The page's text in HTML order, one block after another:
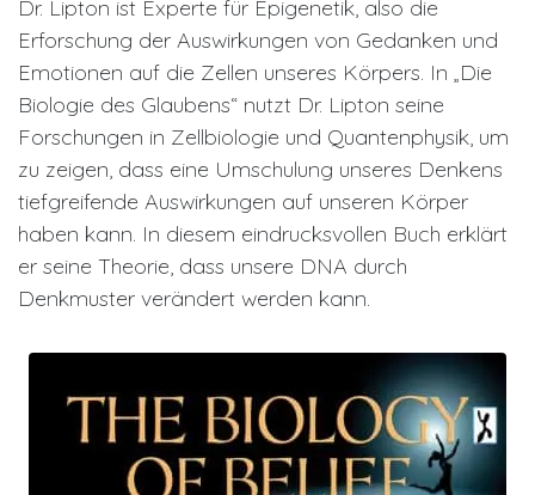
Dr. Lipton ist Experte für Epigenetik, also die
Erforschung der Auswirkungen von Gedanken und
Emotionen auf die Zellen unseres Körpers. In „Die
Biologie des Glaubens“ nutzt Dr. Lipton seine
Forschungen in Zellbiologie und Quantenphysik, um
zu zeigen, dass eine Umschulung unseres Denkens
tiefgreifende Auswirkungen auf unseren Körper
haben kann. In diesem eindrucksvollen Buch erklärt
er seine Theorie, dass unsere DNA durch
Denkmuster verändert werden kann.